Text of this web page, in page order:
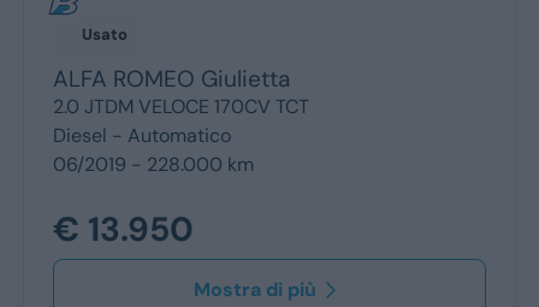
Usato
ALFA ROMEO Giulietta
2.0 JTDM VELOCE 170CV TCT
Diesel - Automatico
06/2019 - 228.000 km
€ 13.950
Mostra di più